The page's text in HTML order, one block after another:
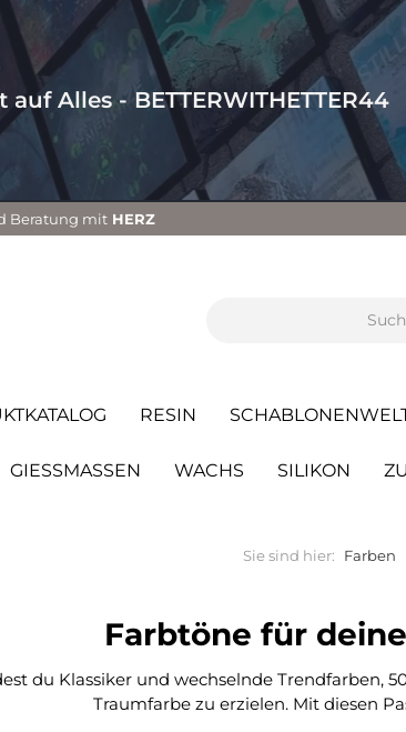
auf Alles - BETTERWITHETTER44
Beratung mit HERZ
RESIN
GIESSMASSEN WACHS SILIKON
Sie sind hier: Farben
Farbtöne für
du Klassiker und wechselnde Trendfarben,
Traumfarbe zu erzielen. Mit diesen